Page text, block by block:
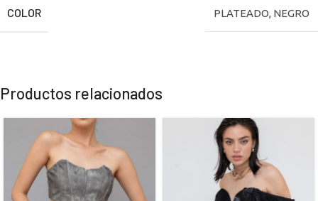
COLOR PLATEADO, NEGRO
Productos relacionados